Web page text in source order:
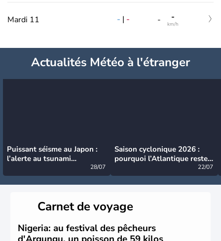
Mardi 11 - | - - -
km/h
Actualités Météo à l'étranger
Puissant séisme au Japon :
l’alerte au tsunami
28/07
Saison cyclonique 2026 :
pourquoi l’Atlantique reste
22/07
Carnet de voyage
Nigeria: au festival des pêcheurs